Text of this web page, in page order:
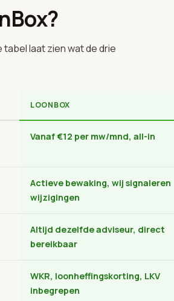
laat zien wat de drie
LOONBOX
Vanaf €12 per mw/mnd, all-in
Actieve bewaking, wij signaleren
wijzigingen
Altijd dezelfde adviseur, direct
bereikbaar
WKR, loonheffingskorting, LKV
inbegrepen